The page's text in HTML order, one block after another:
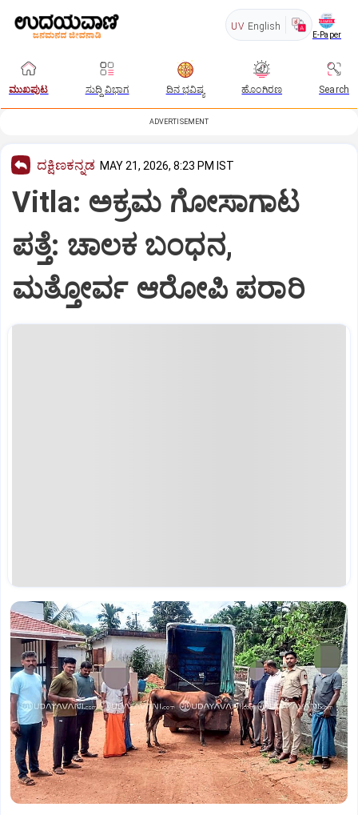
UV English
E-Paper
ಮುಖಪುಟ ಸುದ್ದಿ ವಿಭಾಗ ದಿನ ಭವಿಷ್ಯ ಹೊಂಗಿರಣ Search
ADVERTISEMENT
ದಕ್ಷಿಣಕನ್ನಡ MAY 21, 2026, 8:23 PM IST
Vitla: ಅಕ್ರಮ ಗೋಸಾಗಾಟ
ಪತ್ತೆ: ಚಾಲಕ ಬಂಧನ,
ಮತ್ತೋರ್ವ ಆರೋಪಿ ಪರಾರಿ